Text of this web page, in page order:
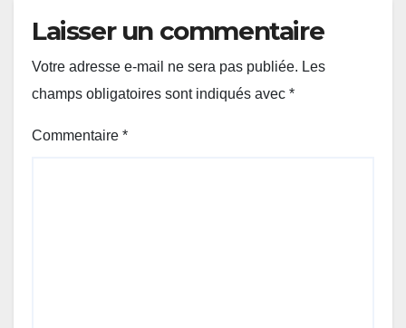
Laisser un commentaire
Votre adresse e-mail ne sera pas publiée. Les
champs obligatoires sont indiqués avec *
Commentaire *